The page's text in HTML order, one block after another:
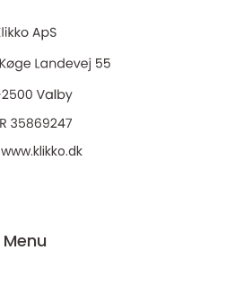
www.klikko.dk
Menu